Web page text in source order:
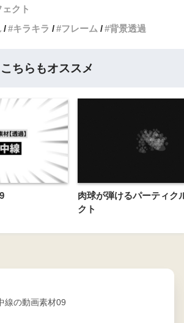
ェクト
キラキラ フレーム 背景透過
こちらもオススメ
肉球が弾けるパーティク
クト
線の動画素材09